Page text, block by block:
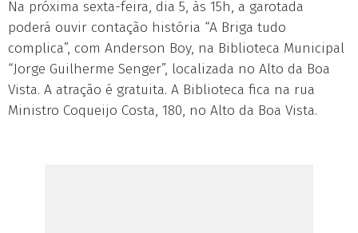
Na próxima sexta-feira, dia 5, às 15h, a garotada
poderá ouvir contação história “A Briga tudo
complica”, com Anderson Boy, na Biblioteca Municipal
“Jorge Guilherme Senger”, localizada no Alto da Boa
Vista. A atração é gratuita. A Biblioteca fica na rua
Ministro Coqueijo Costa, 180, no Alto da Boa Vista.